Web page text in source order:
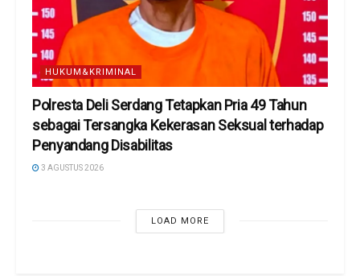
HUKUM&KRIMINAL
Polresta Deli Serdang Tetapkan Pria 49 Tahun
sebagai Tersangka Kekerasan Seksual terhadap
Penyandang Disabilitas
3 AGUSTUS 2026
LOAD MORE